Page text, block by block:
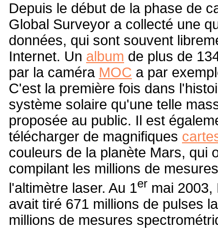
Depuis le début de la phase de
Global Surveyor a collecté une
données, qui sont souvent
Internet. Un album de plus de
par la caméra MOC a par
C'est la première fois dans
système solaire qu'une telle
proposée au public. Il est
télécharger de magnifiques
couleurs de la planète Mars, qui
compilant les millions de
l'altimètre laser. Au 1er mai
avait tiré 671 millions de pulses
millions de mesures